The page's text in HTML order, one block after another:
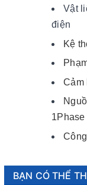
Vật
điện
Kệ
Cảm
1Phase
BẠN CÓ THỂ